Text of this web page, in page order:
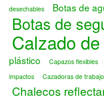
desechables
Botas de
Botas de
Calzado
plástico
Capazos flexibles
impactos
Cazadoras de trabajo
Chalecos